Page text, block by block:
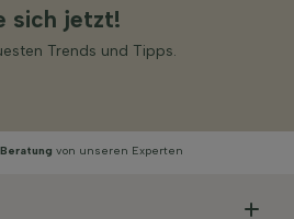
sich jetzt!
Trends und Tipps.